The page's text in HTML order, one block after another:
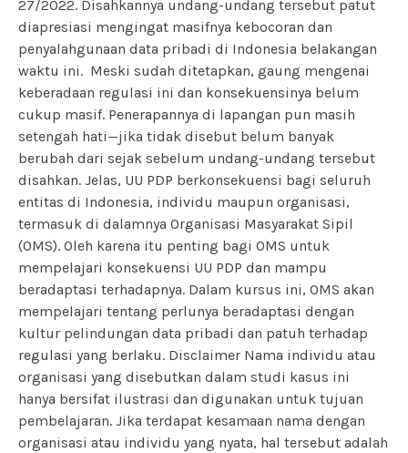
27/2022. Disahkannya undang-undang tersebut patut
diapresiasi mengingat masifnya kebocoran dan
penyalahgunaan data pribadi di Indonesia belakangan
waktu ini. Meski sudah ditetapkan, gaung mengenai
keberadaan regulasi ini dan konsekuensinya belum
cukup masif. Penerapannya di lapangan pun masih
setengah hati—jika tidak disebut belum banyak
berubah dari sejak sebelum undang-undang tersebut
disahkan. Jelas, UU PDP berkonsekuensi bagi seluruh
entitas di Indonesia, individu maupun organisasi,
termasuk di dalamnya Organisasi Masyarakat Sipil
(OMS). Oleh karena itu penting bagi OMS untuk
mempelajari konsekuensi UU PDP dan mampu
beradaptasi terhadapnya. Dalam kursus ini, OMS akan
mempelajari tentang perlunya beradaptasi dengan
kultur pelindungan data pribadi dan patuh terhadap
regulasi yang berlaku. Disclaimer Nama individu atau
organisasi yang disebutkan dalam studi kasus ini
hanya bersifat ilustrasi dan digunakan untuk tujuan
pembelajaran. Jika terdapat kesamaan nama dengan
organisasi atau individu yang nyata, hal tersebut adalah